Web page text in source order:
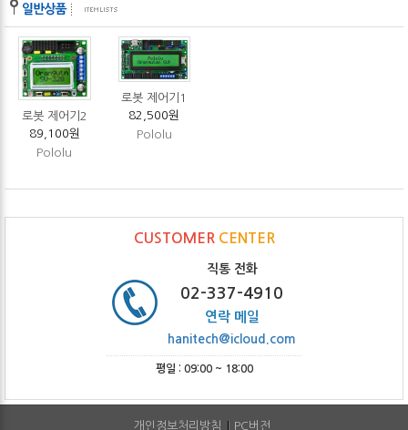
로봇 제어기2
89,100원
Pololu
로봇 제어기1
82,500원
Pololu
CUSTOMER CENTER
직통 전화
02-337-4910
연락 메일
hanitech@icloud.com
평일 : 09:00 ~ 18:00
개인정보처리방침 PC버전